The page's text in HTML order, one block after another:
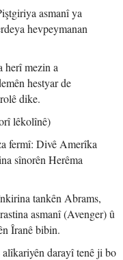
asmanî ya
hevpeymanan
mezin a
hestyar de
dike.
lêkolînê)
Divê Amerîka
sînorên Herêma
tankên Abrams,
asmanî (Avenger) û
Îranê bibin.
darayî tenê ji bo